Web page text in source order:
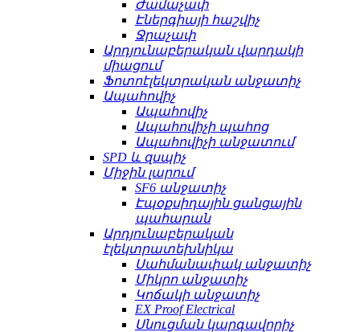
Ժամաչափ
Էներգիայի հաշվիչ
Ջրաչափ
Արդյունաբերական վարդակի
միացում
Ֆոտոէլեկտրական անջատիչ
Ապահովիչ
Ապահովիչ
Ապահովիչի պահոց
Ապահովիչի անջատում
SPD և զսպիչ
Միջին լարում
SF6 անջատիչ
Էպօքսիդային ցանցային
պահարան
Արդյունաբերական
էլեկտրատեխնիկա
Սահմանափակ անջատիչ
Միկրո անջատիչ
Կոճակի անջատիչ
EX Proof Electrical
Սնուցման կարգավորիչ